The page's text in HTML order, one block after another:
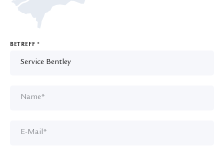
BETREFF *